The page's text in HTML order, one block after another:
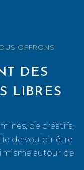
OFFRONS
DES
LIBRES
de créatifs,
de vouloir être
autour de